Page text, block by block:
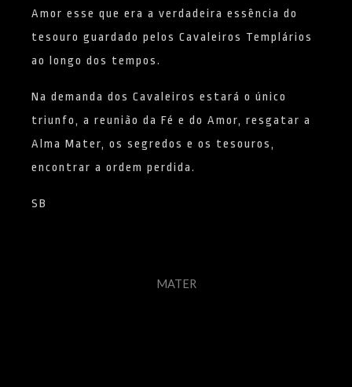
Amor esse que era a verdadeira essência do
tesouro guardado pelos Cavaleiros Templários
ao longo dos tempos.
Na demanda dos Cavaleiros estará o único
triunfo, a reunião da Fé e do Amor, resgatar a
Alma Mater, os segredos e os tesouros,
encontrar a ordem perdida.
SB
MATER